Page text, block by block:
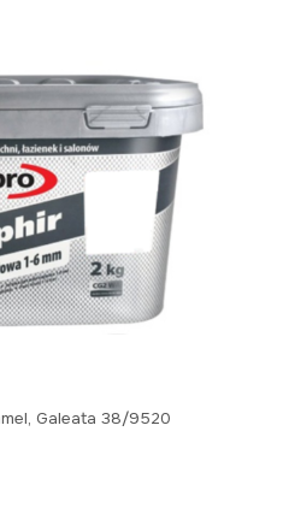
Galeata 38/9520